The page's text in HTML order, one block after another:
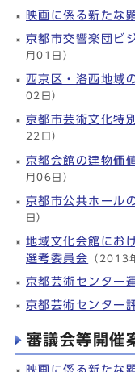
映画に係る新たな
京都市交響楽団ビ
月01日）
西京区・洛西地域
02日）
京都市芸術文化特
22日）
京都会館の建物価
月06日）
京都市公共ホール
日）
地域文化会館にお
選考委員会
（2013
京都芸術センター
京都芸術センター
審議会等開催
映画に係る新たな